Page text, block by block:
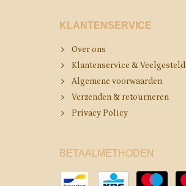
KLANTENSERVICE
Over ons
Klantenservice &
Algemene voorwaarden
Verzenden & retourneren
Privacy Policy
BETAALMETHODEN